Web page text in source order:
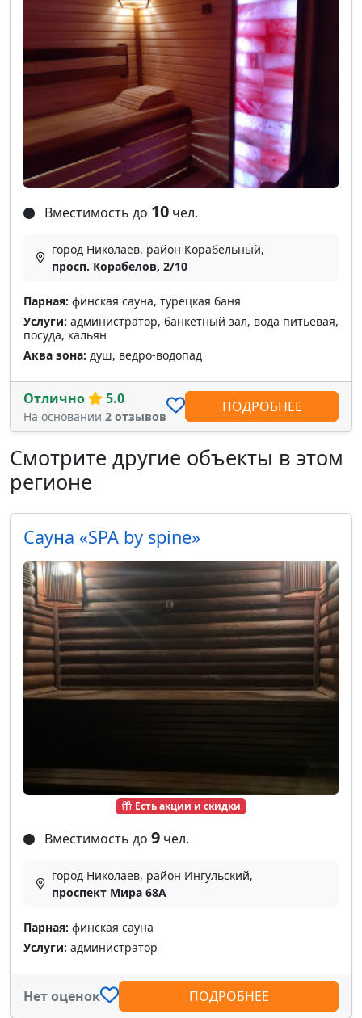
Вместимость до 10 чел.
город Николаев, район Корабельный,
просп. Корабелов, 2/10
Парная: финская сауна, турецкая баня
Услуги: администратор, банкетный зал, вода питьевая,
посуда, кальян
Аква зона: душ, ведро-водопад
Отлично 5.0
На основании 2 отзывов
ПОДРОБНЕЕ
Смотрите другие объекты в этом
регионе
Есть акции и скидки
Сауна «SPA by spine»
Вместимость до 9 чел.
город Николаев, район Ингульский,
проспект Мира 68А
Парная: финская сауна
Услуги: администратор
Нет оценок ПОДРОБНЕЕ